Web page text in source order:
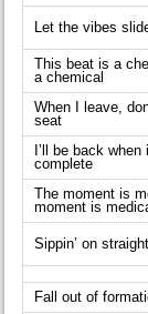
Let the vibes
This beat is a
a chemical
When I leave,
seat
I’ll be back when
complete
The moment is
moment is
Sippin’ on
Fall out of